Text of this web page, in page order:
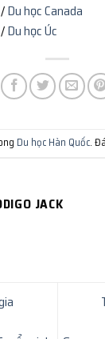
/Du học Canada
/Du học Úc
Du học Hàn Quốc.
JACK